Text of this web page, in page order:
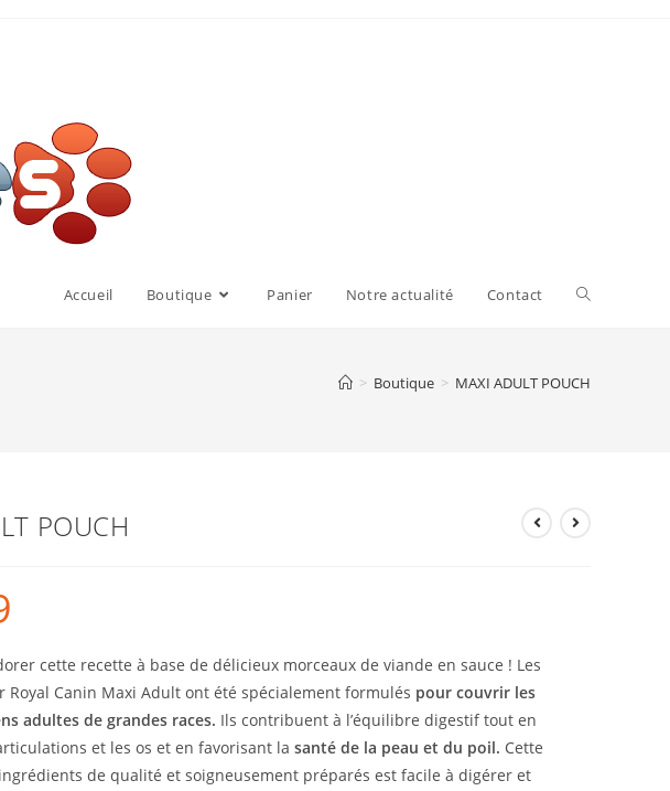
Accueil Boutique Panier Notre actualité Contact
> Boutique > MAXI ADULT POUCH
POUCH
cette recette à base de délicieux morceaux de viande en sauce ! Les
Royal Canin Maxi Adult ont été spécialement formulés pour couvrir les
adultes de grandes races. Ils contribuent à l’équilibre digestif tout en
et les os et en favorisant la santé de la peau et du poil. Cette
de qualité et soigneusement préparés est facile à digérer et